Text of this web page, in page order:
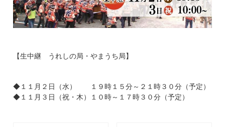
【生中継 うれしの局・やまうち局】
◆１１月２日（水） １９時１５分～２１時３０分（予定）
◆１１月３日（祝・木）１０時～１７時３０分（予定）